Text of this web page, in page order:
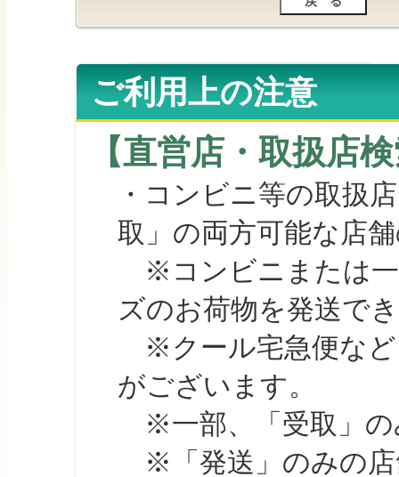
ご利用上の注意
【直営店・取扱店
・コンビニ等の取扱
取」の両方可能な店
※コンビニまたは一
ズのお荷物を発送で
※クール宅急便など
がございます。
※一部、「受取」の
※「発送」のみの店